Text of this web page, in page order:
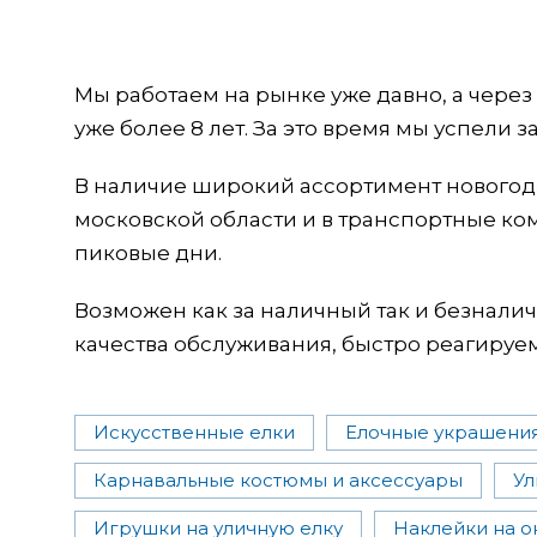
Мы работаем на рынке уже давно, а
уже более 8 лет. За это время мы успели
В наличие широкий ассортимент
московской области и в транспортные
пиковые дни.
Возможен как за наличный так и
качества обслуживания, быстро
Искусственные елки Елочные
Карнавальные костюмы и аксессуары
Игрушки на уличную елку Наклейки на